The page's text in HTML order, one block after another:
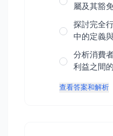
屬及其豁
探討完全
中的定義
分析消費
利益之間
查看答案和解析